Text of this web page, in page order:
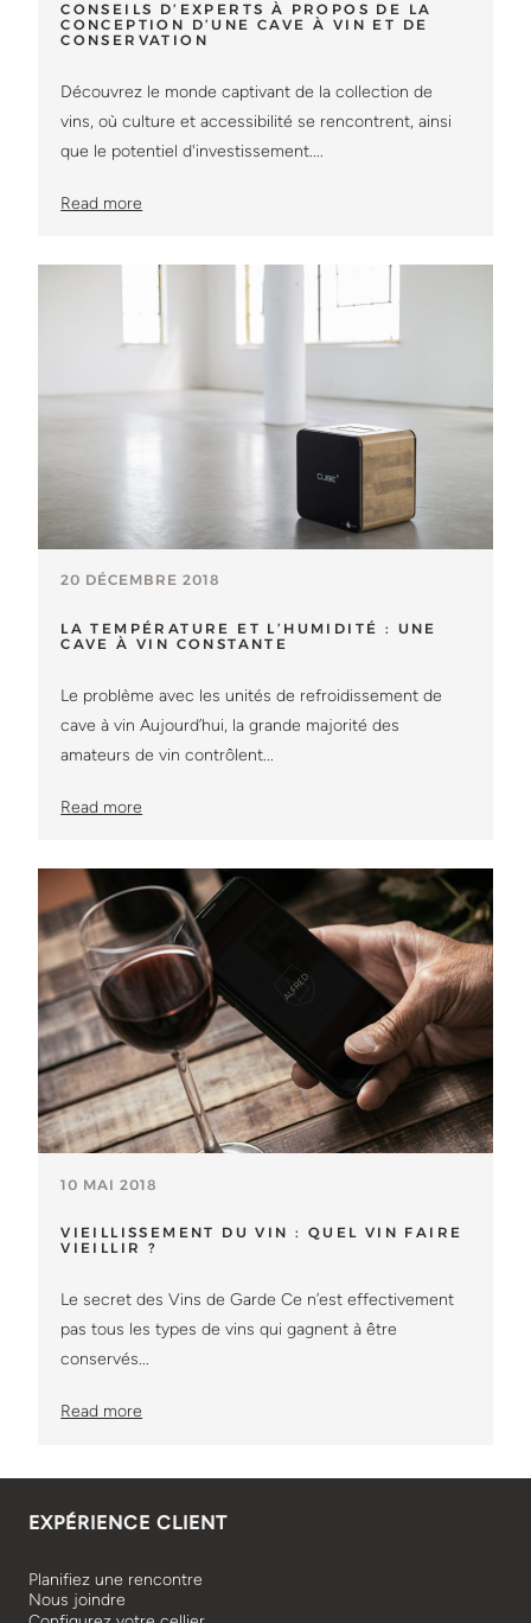
CONSEILS D’EXPERTS À PROPOS DE LA
CONCEPTION D’UNE CAVE À VIN ET DE
CONSERVATION
Découvrez le monde captivant de la collection de
vins, où culture et accessibilité se rencontrent, ainsi
que le potentiel d'investissement....
Read more
20 DÉCEMBRE 2018
LA TEMPÉRATURE ET L’HUMIDITÉ : UNE
CAVE À VIN CONSTANTE
Le problème avec les unités de refroidissement de
cave à vin Aujourd’hui, la grande majorité des
amateurs de vin contrôlent...
Read more
Read more about : La température et l’humidité : Une
10 MAI 2018
VIEILLISSEMENT DU VIN : QUEL VIN FAIRE
VIEILLIR ?
Le secret des Vins de Garde Ce n’est effectivement
pas tous les types de vins qui gagnent à être
conservés...
Read more
Read more about : Vieillissement du vin : Quel vin faire
EXPÉRIENCE CLIENT
Planifiez une rencontre
Nous joindre